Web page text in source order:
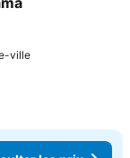
favoris
ville